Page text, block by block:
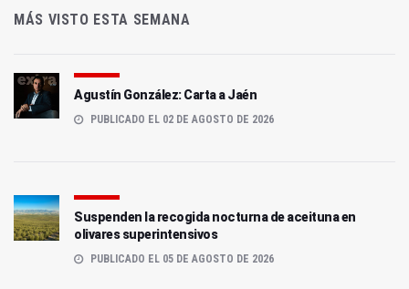
MÁS VISTO ESTA SEMANA
Agustín González: Carta a Jaén
PUBLICADO EL 02 DE AGOSTO DE 2026
Suspenden la recogida nocturna de aceituna en
olivares superintensivos
PUBLICADO EL 05 DE AGOSTO DE 2026